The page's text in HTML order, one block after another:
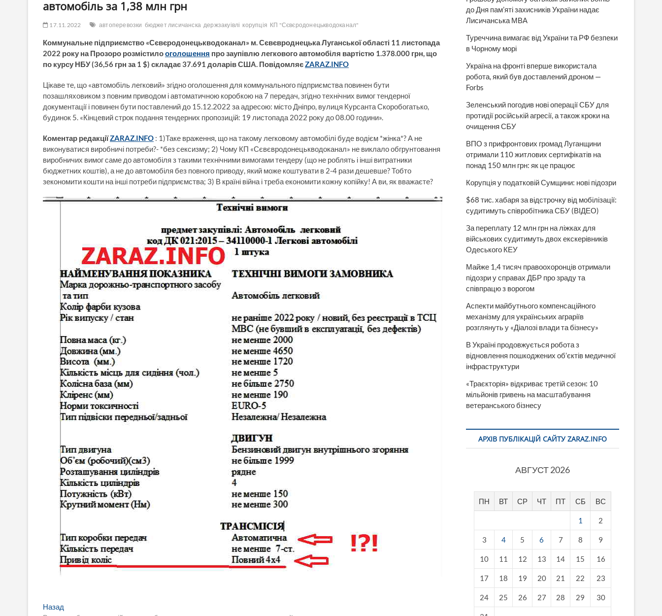
автомобіль за 1,38 млн грн
17.11.2022 автоперевозки бюджет лисичанска держзакуівлі корупція КП "Сєвєродонецькводоканал"
Коммунальне підприємство «Сєвєродонецькводоканал» м. Сєвєвроднецька Луганської області 11 листопада
2022 року на Прозоро розмістилооголошення про заупівлю легкового автомобіля вартістю 1.378.000 грн, що
по курсу НБУ (36,56 грн за 1 $) складає 37.691 доларів США. ПовідомляєZARAZ.INFO
Цікаве те, що «автомобіль легковий» згідно оголошення для коммунального підприємства повинен бути
позашляховиком з повним приводом і автоматичною коробкою на 7 передач, згідно технічних вимог тендерної
документації і повинен бути поставлений до 15.12.2022 за адресою: місто Дніпро, вулиця Курсанта Скоробогатько,
будинок 5. «Кінцевий строк подання тендерних пропозицій: 19 листопада 2022 року до 08.00 години».
Коментар редакціїZARAZ.INFO : 1)Таке враження, що на такому легковому автомобілі буде водієм *жінка*? А не
виконуватися виробничі потреби?- *без сексизму; 2) Чому КП «Сєвєвродонецькводоканал» не виклало обгрунтовання
виробничих вимог саме до автомобіля з такими технічними вимогами тендеру (що не роблять і інші витратники
бюджетних коштів), а не до автомобіля без повного приводу, який може коштувати в 2-4 рази дешевше? Тобто
зекономити кошти на інші потреби підприємства; 3) В країні війна і треба економити кожну копійку! А ви, як вважаєте?
Навигация
Назад
до Дня пам’яті захисників України надає
Лисичанська МВА
Туреччина вимагає від України та РФ безпеки
в Чорному морі
Україна на фронті вперше використала
робота, який був доставлений дроном —
Forbs
Зеленський погодив нові операції СБУ для
протидії російській агресії, а також кроки на
очищення СБУ
ВПО з прифронтових громад Луганщини
отримали 110 житлових сертифікатів на
понад 150 млн грн: як це працює
Корупція у податковій Сумщини: нові підозри
$68 тис. хабаря за відстрочку від мобілізації:
судитимуть співробітника СБУ (ВІДЕО)
За переплату 12 млн грн на ліжках для
військових судитимуть двох екскерівників
Одеського КЕУ
Майже 1,4 тисяч правоохоронців отримали
підозри у справах ДБР про зраду та
співпрацю з ворогом
Аспекти майбутнього компенсаційного
механізму для українських аграріїв
розглянуть у «Діалозі влади та бізнесу»
В Україні продовжується робота з
відновлення пошкоджених об’єктів медичної
інфраструктури
«Траєкторія» відкриває третій сезон: 10
мільйонів гривень на масштабування
ветеранського бізнесу
АРХІВ ПУБЛІКАЦІЙ САЙТУ ZARAZ.INFO
АВГУСТ 2026
ПН ВТ СР ЧТ ПТ СБ ВС
1 2
3 4 5 6 7 8 9
10 11 12 13 14 15 16
17 18 19 20 21 22 23
24 25 26 27 28 29 30